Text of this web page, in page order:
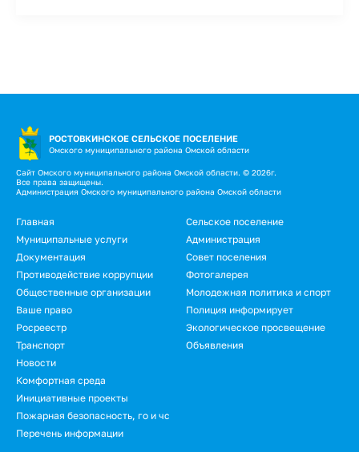
РОСТОВКИНСКОЕ СЕЛЬСКОЕ ПОСЕЛЕНИЕ
Омского муниципального района Омской области
Сайт Омского муниципального района Омской области. © 2026г.
Все права защищены.
Администрация Омского муниципального района Омской области
Подвал
Главная
Сельское поселение
Муниципальные услуги
Администрация
Документация
Совет поселения
Противодействие коррупции
Фотогалерея
Общественные организации
Молодежная политика и спорт
Ваше право
Полиция информирует
Росреестр
Экологическое просвещение
Транспорт
Объявления
Новости
Подвал.
Дополнительное
меню
Комфортная среда
Инициативные проекты
Пожарная безопасность, го и чс
Перечень информации